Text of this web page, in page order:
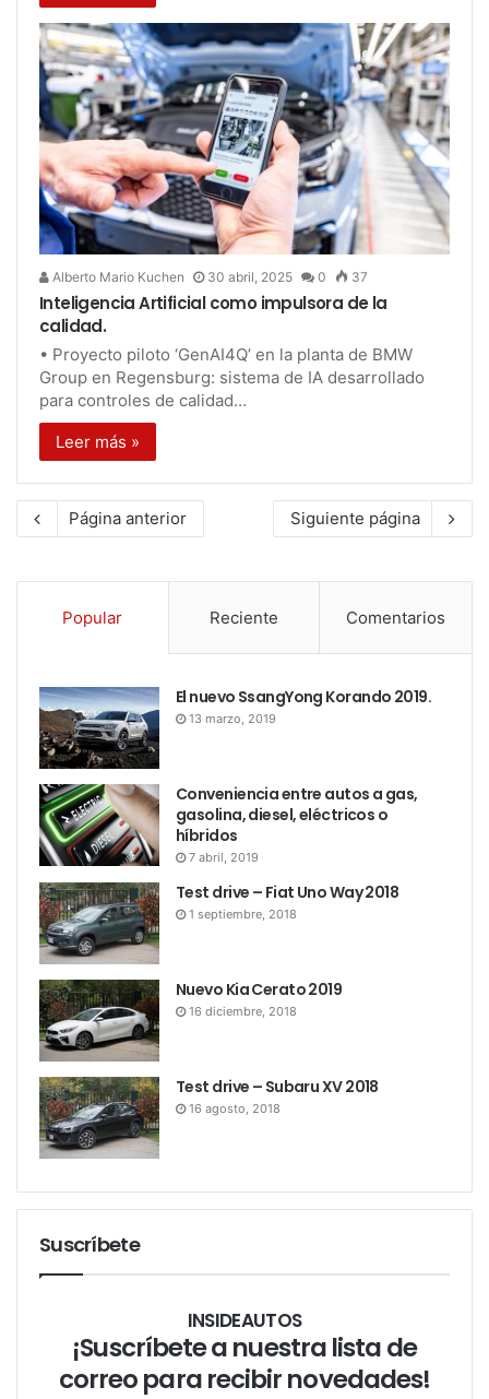
Alberto Mario Kuchen 30 abril, 2025 0 37
Inteligencia Artificial como impulsora de la
calidad.
• Proyecto piloto ‘GenAI4Q’ en la planta de BMW
Group en Regensburg: sistema de IA desarrollado
para controles de calidad…
Leer más »
Página anterior Siguiente página
Popular Reciente Comentarios
El nuevo SsangYong Korando 2019.
13 marzo, 2019
Conveniencia entre autos a gas,
gasolina, diesel, eléctricos o
híbridos
7 abril, 2019
Test drive – Fiat Uno Way 2018
1 septiembre, 2018
Nuevo Kia Cerato 2019
16 diciembre, 2018
Test drive – Subaru XV 2018
16 agosto, 2018
Suscríbete
INSIDEAUTOS
¡Suscríbete a nuestra lista de
correo para recibir novedades!